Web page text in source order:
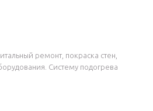
ремонт, покраска стен,
Систему подогрева